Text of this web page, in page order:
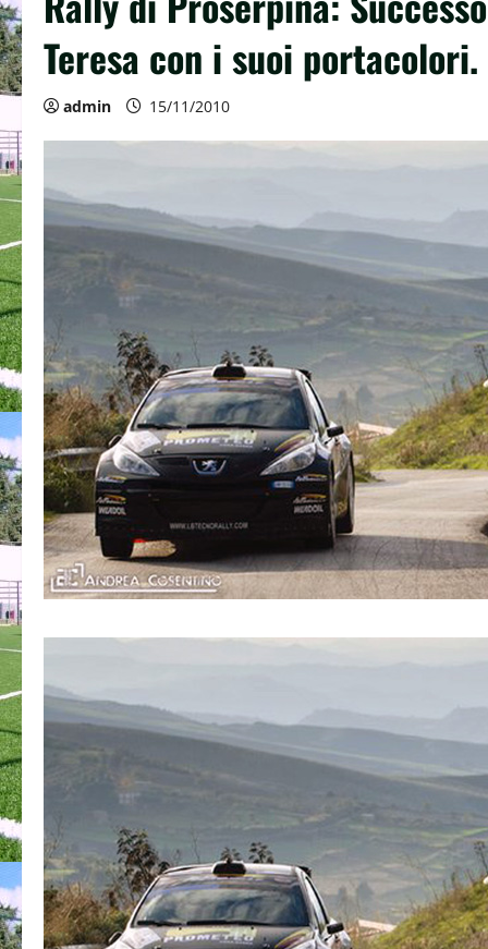
Teresa con i suoi portacolori.
admin 15/11/2010